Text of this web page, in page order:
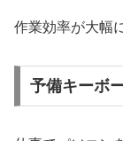
作業効率が大幅
予備キーボ